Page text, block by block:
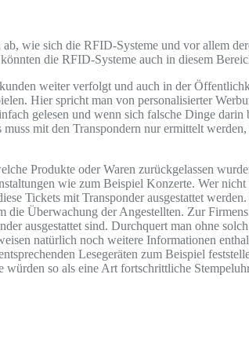
wie sich die RFID-Systeme und vor allem
die RFID-Systeme auch in diesem
weiter verfolgt und auch in der
Hier spricht man von personalisierter
gelesen und wenn sich falsche Dinge darin
mit den Transpondern nur ermittelt
Produkte oder Waren zurückgelassen
wie zum Beispiel Konzerte. Wer
Tickets mit Transponder ausgestattet
die Überwachung der Angestellten. Zur
ausgestattet sind. Durchquert man ohne
natürlich noch weitere Informationen
Lesegeräten zum Beispiel
so als eine Art fortschrittliche